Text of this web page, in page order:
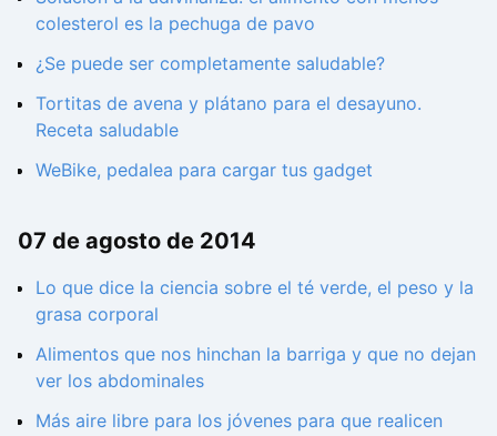
colesterol es la pechuga de pavo
¿Se puede ser completamente saludable?
Tortitas de avena y plátano para el desayuno.
Receta saludable
WeBike, pedalea para cargar tus gadget
07 de agosto de 2014
Lo que dice la ciencia sobre el té verde, el peso y la
grasa corporal
Alimentos que nos hinchan la barriga y que no dejan
ver los abdominales
Más aire libre para los jóvenes para que realicen